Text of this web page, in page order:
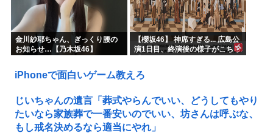
金川紗耶ちゃん、ぎっくり腰の
お知らせ…【乃木坂46】
【櫻坂46】 神席すぎる... 広島公
演1日目、終演後の様子がこちら
iPhoneで面白いゲーム教えろ
じいちゃんの遺言「葬式やらんでいい、どうしてもやり
たいなら家族葬で一番安いのでいい、坊さんは呼ぶな、
もし戒名決めるなら適当にやれ」